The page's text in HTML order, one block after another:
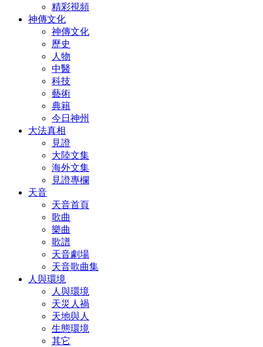
精彩視頻
神傳文化
神傳文化
歷史
人物
中醫
科技
藝術
典籍
今日神州
大法真相
見證
大陸文集
海外文集
見證專欄
天音
天音首頁
歌曲
樂曲
歌譜
天音劇場
天音歌曲集
人與環境
人與環境
天災人禍
天地與人
生態環境
其它